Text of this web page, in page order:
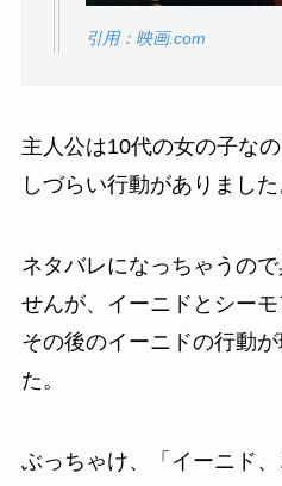
引用：映画.com
主人公は10代の女の子な
しづらい行動がありました
ネタバレになっちゃうの
せんが、イーニドとシーモ
その後のイーニドの行動
た。
ぶっちゃけ、「イーニド